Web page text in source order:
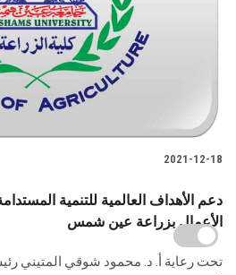
2021-12-18
دعم الأهداف العالمية للتنمية
الأعمال بزراعة عين شمس
تحت رعاية أ. د. محمود شوقي المتيني